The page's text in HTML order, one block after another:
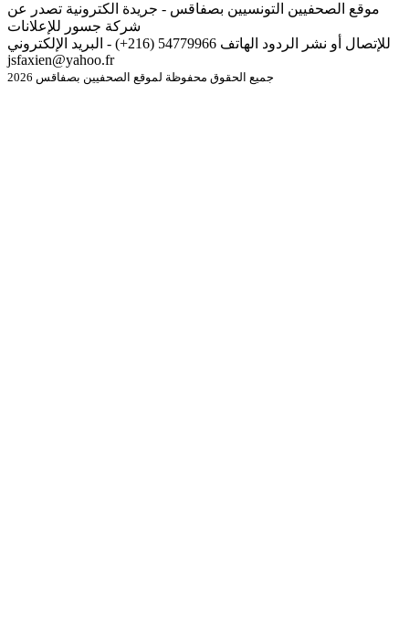
موقع الصحفيين التونسيين بصفاقس - جريدة الكترونية تصدر عن
شركة جسور للإعلانات
للإتصال أو نشر الردود الهاتف 54779966 (216+) - البريد الإلكتروني
jsfaxien@yahoo.fr
جميع الحقوق محفوظة لموقع الصحفيين بصفاقس 2026